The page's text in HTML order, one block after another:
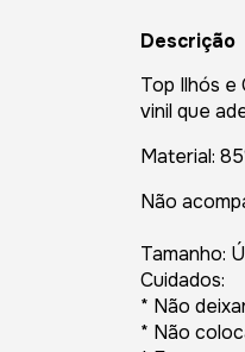
Descrição
Top Ilhós e
vinil que
Material:
Não
Tamanho:
Cuidados:
* Não
* Não